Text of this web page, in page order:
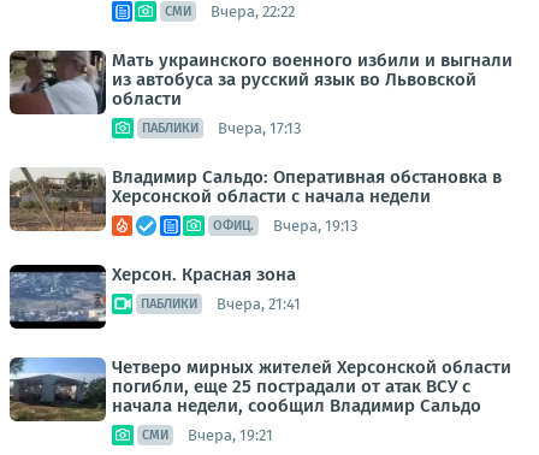
СМИ Вчера, 22:22
Мать украинского военного избили и выгнали
из автобуса за русский язык во Львовской
области
ПАБЛИКИ Вчера, 17:13
Владимир Сальдо: Оперативная обстановка в
Херсонской области с начала недели
ОФИЦ. Вчера, 19:13
Херсон. Красная зона
ПАБЛИКИ Вчера, 21:41
Четверо мирных жителей Херсонской области
погибли, еще 25 пострадали от атак ВСУ с
начала недели, сообщил Владимир Сальдо
СМИ Вчера, 19:21